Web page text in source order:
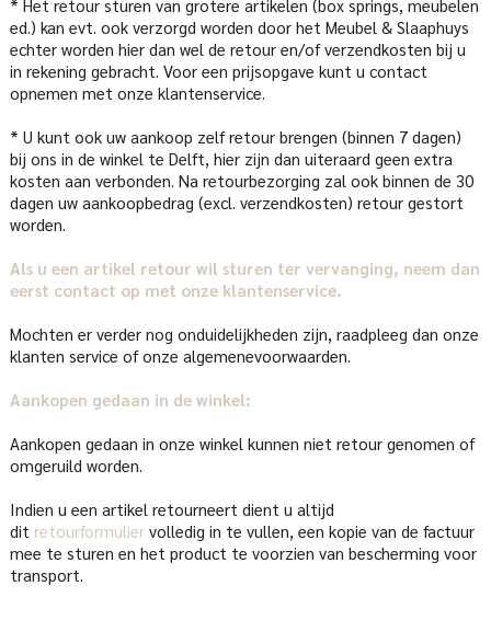
* Het retour sturen van grotere artikelen (box springs, meubelen
ed.) kan evt. ook verzorgd worden door het Meubel & Slaaphuys
echter worden hier dan wel de retour en/of verzendkosten bij u
in rekening gebracht. Voor een prijsopgave kunt u contact
opnemen met onze klantenservice.
* U kunt ook uw aankoop zelf retour brengen (binnen 7 dagen)
bij ons in de winkel te Delft, hier zijn dan uiteraard geen extra
kosten aan verbonden. Na retourbezorging zal ook binnen de 30
dagen uw aankoopbedrag (excl. verzendkosten) retour gestort
worden.
Als u een artikel retour wil sturen ter vervanging, neem dan
eerst contact op met onze klantenservice.
Mochten er verder nog onduidelijkheden zijn, raadpleeg dan onze
klanten service of onze algemenevoorwaarden.
Aankopen gedaan in de winkel:
Aankopen gedaan in onze winkel kunnen niet retour genomen of
omgeruild worden.
Indien u een artikel retourneert dient u altijd
dit retourformuliervolledig in te vullen, een kopie van de factuur
mee te sturen en het product te voorzien van bescherming voor
transport.